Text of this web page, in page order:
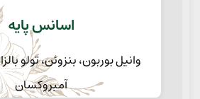
اسانس پایه
وانیل بوربون، بنزوئن، تولو
آمبروکسان